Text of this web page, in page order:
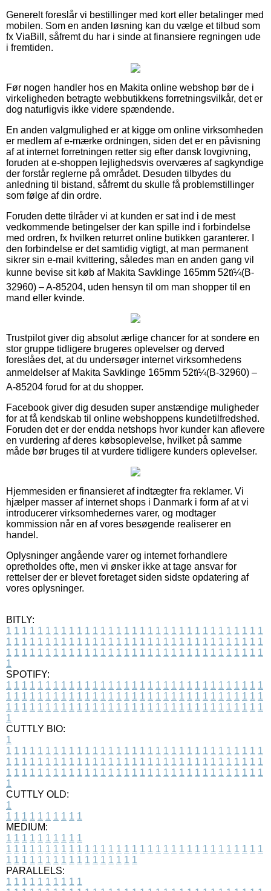
Generelt foreslår vi bestillinger med kort eller betalinger med
mobilen. Som en anden løsning kan du vælge et tilbud som
fx ViaBill, såfremt du har i sinde at finansiere regningen ude
i fremtiden.
Før nogen handler hos en Makita online webshop bør de i
virkeligheden betragte webbutikkens forretningsvilkår, det er
dog naturligvis ikke videre spændende.
En anden valgmulighed er at kigge om online virksomheden
er medlem af e-mærke ordningen, siden det er en påvisning
af at internet forretningen retter sig efter dansk lovgivning,
foruden at e-shoppen lejlighedsvis overværes af sagkyndige
der forstår reglerne på området. Desuden tilbydes du
anledning til bistand, såfremt du skulle få problemstillinger
som følge af din ordre.
Foruden dette tilråder vi at kunden er sat ind i de mest
vedkommende betingelser der kan spille ind i forbindelse
med ordren, fx hvilken returret online butikken garanterer. I
den forbindelse er det samtidig vigtigt, at man permanent
sikrer sin e-mail kvittering, således man en anden gang vil
kunne bevise sit køb af Makita Savklinge 165mm 52tï¼(B-
32960) – A-85204, uden hensyn til om man shopper til en
mand eller kvinde.
Trustpilot giver dig absolut ærlige chancer for at sondere en
stor gruppe tidligere brugeres oplevelser og derved
foreslåes det, at du undersøger internet virksomhedens
anmeldelser af Makita Savklinge 165mm 52tï¼(B-32960) –
A-85204 forud for at du shopper.
Facebook giver dig desuden super anstændige muligheder
for at få kendskab til online webshoppens kundetilfredshed.
Foruden det er der endda netshops hvor kunder kan aflevere
en vurdering af deres købsoplevelse, hvilket på samme
måde bør bruges til at vurdere tidligere kunders oplevelser.
Hjemmesiden er finansieret af indtægter fra reklamer. Vi
hjælper masser af internet shops i Danmark i form af at vi
introducerer virksomhedernes varer, og modtager
kommission når en af vores besøgende realiserer en
handel.
Oplysninger angående varer og internet forhandlere
opretholdes ofte, men vi ønsker ikke at tage ansvar for
rettelser der er blevet foretaget siden sidste opdatering af
vores oplysninger.
BITLY:
1 1 1 1 1 1 1 1 1 1 1 1 1 1 1 1 1 1 1 1 1 1 1 1 1 1 1 1 1 1 1 1 1
1 1 1 1 1 1 1 1 1 1 1 1 1 1 1 1 1 1 1 1 1 1 1 1 1 1 1 1 1 1 1 1 1
1 1 1 1 1 1 1 1 1 1 1 1 1 1 1 1 1 1 1 1 1 1 1 1 1 1 1 1 1 1 1 1 1
1
SPOTIFY:
1 1 1 1 1 1 1 1 1 1 1 1 1 1 1 1 1 1 1 1 1 1 1 1 1 1 1 1 1 1 1 1 1
1 1 1 1 1 1 1 1 1 1 1 1 1 1 1 1 1 1 1 1 1 1 1 1 1 1 1 1 1 1 1 1 1
1 1 1 1 1 1 1 1 1 1 1 1 1 1 1 1 1 1 1 1 1 1 1 1 1 1 1 1 1 1 1 1 1
1
CUTTLY BIO:
1
1 1 1 1 1 1 1 1 1 1 1 1 1 1 1 1 1 1 1 1 1 1 1 1 1 1 1 1 1 1 1 1 1
1 1 1 1 1 1 1 1 1 1 1 1 1 1 1 1 1 1 1 1 1 1 1 1 1 1 1 1 1 1 1 1 1
1 1 1 1 1 1 1 1 1 1 1 1 1 1 1 1 1 1 1 1 1 1 1 1 1 1 1 1 1 1 1 1 1
1
CUTTLY OLD:
1
1 1 1 1 1 1 1 1 1 1
MEDIUM:
1 1 1 1 1 1 1 1 1 1
1 1 1 1 1 1 1 1 1 1 1 1 1 1 1 1 1 1 1 1 1 1 1 1 1 1 1 1 1 1 1 1 1
1 1 1 1 1 1 1 1 1 1 1 1 1 1 1 1 1
PARALLELS:
1 1 1 1 1 1 1 1 1 1